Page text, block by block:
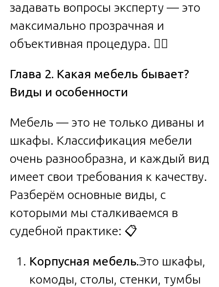
задавать вопросы эксперту — это
максимально прозрачная и
объективная процедура. 👨‍⚖️
Глава 2. Какая мебель бывает?
Виды и особенности
Мебель — это не только диваны и
шкафы. Классификация мебели
очень разнообразна, и каждый вид
имеет свои требования к качеству.
Разберём основные виды, с
которыми мы сталкиваемся в
судебной практике: 📋
Корпусная мебель.Это шкафы,
комоды, столы, стенки, тумбы